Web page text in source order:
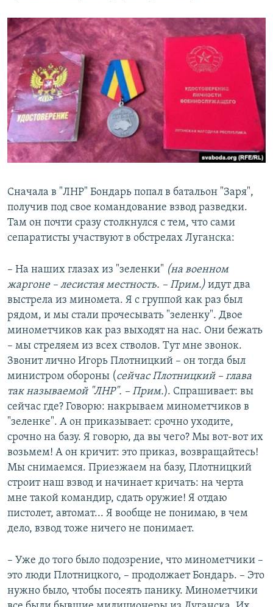
Сначала в "ЛНР" Бондарь попал в батальон "Заря",
получив под свое командование взвод разведки.
Там он почти сразу столкнулся с тем, что сами
сепаратисты участвуют в обстрелах Луганска:
– На наших глазах из "зеленки" (на военном
жаргоне – лесистая местность. – Прим.) идут два
выстрела из миномета. Я с группой как раз был
рядом, и мы стали прочесывать "зеленку". Двое
минометчиков как раз выходят на нас. Они бежать
– мы стреляем из всех стволов. Тут мне звонок.
Звонит лично Игорь Плотницкий – он тогда был
министром обороны (сейчас Плотницкий – глава
так называемой "ЛНР". – Прим.). Спрашивает: вы
сейчас где? Говорю: накрываем минометчиков в
"зеленке". А он приказывает: срочно уходите,
срочно на базу. Я говорю, да вы чего? Мы вот-вот их
возьмем! А он кричит: это приказ, возвращайтесь!
Мы снимаемся. Приезжаем на базу, Плотницкий
строит наш взвод и начинает кричать: на черта
мне такой командир, сдать оружие! Я отдаю
пистолет, автомат... Я вообще не понимаю, в чем
дело, взвод тоже ничего не понимает.
– Уже до того было подозрение, что минометчики –
это люди Плотницкого, – продолжает Бондарь. – Это
нужно было, чтобы посеять панику. Минометчики